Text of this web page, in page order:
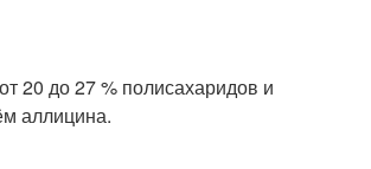
20 до 27 % полисахаридов и
аллицина.